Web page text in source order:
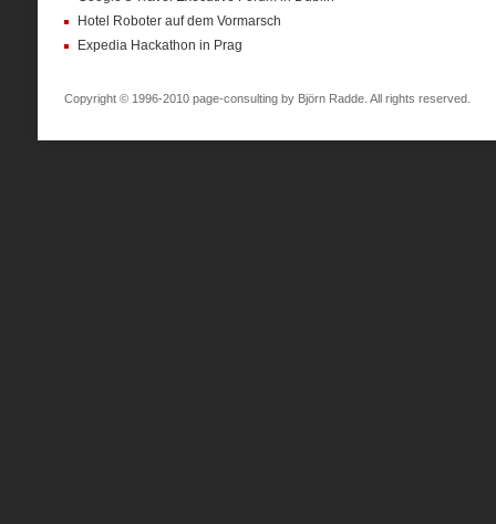
Hotel Roboter auf dem Vormarsch
Expedia Hackathon in Prag
Copyright © 1996-2010 page-consulting by Björn Radde. All rights reserved.